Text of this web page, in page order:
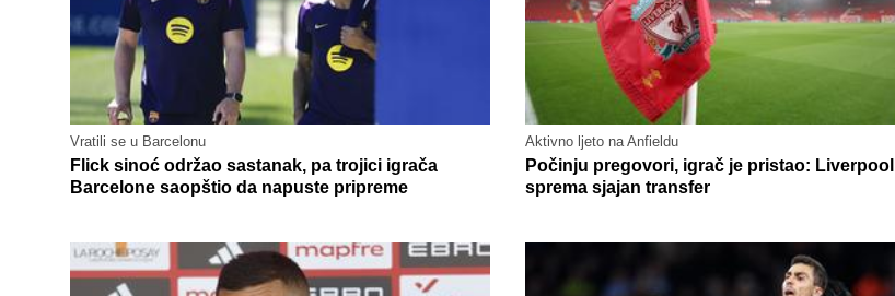
Vratili se u Barcelonu
Flick sinoć održao sastanak, pa trojici igrača
Barcelone saopštio da napuste pripreme
Aktivno ljeto na Anfieldu
Počinju pregovori, igrač je pristao: Liverpool
sprema sjajan transfer